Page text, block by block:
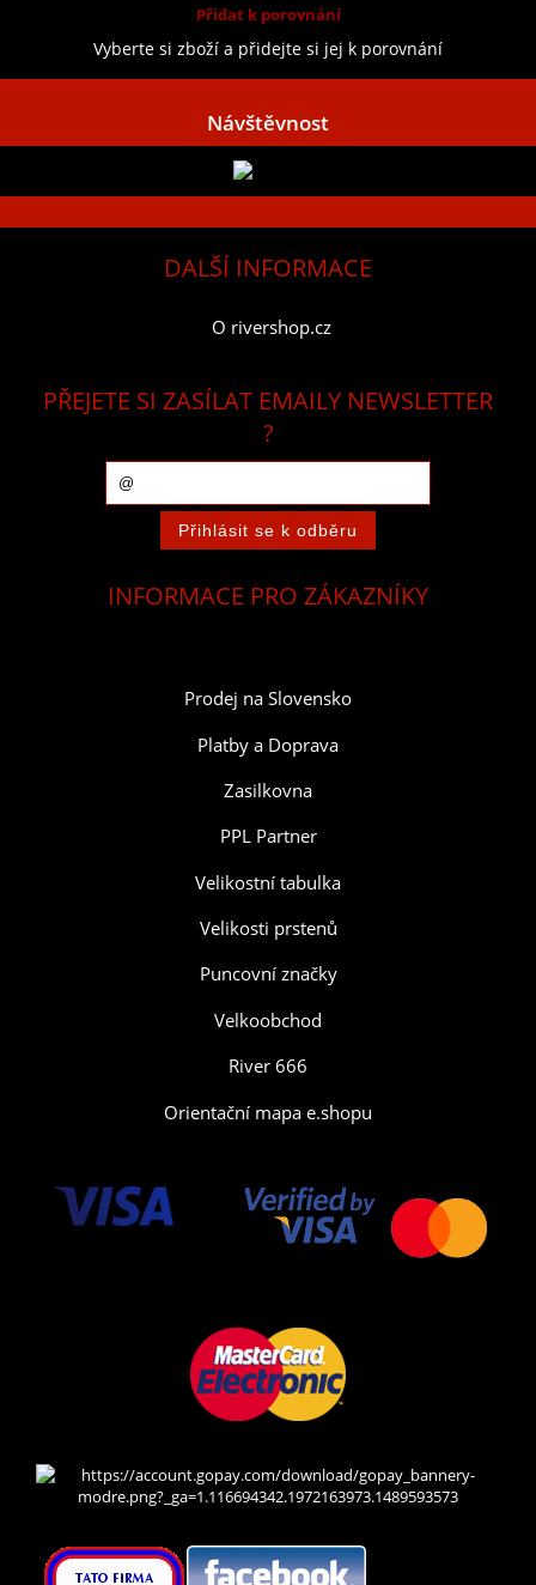
Přidat k porovnání
Vyberte si zboží a přidejte si jej k porovnání
Návštěvnost
DALŠÍ INFORMACE
O rivershop.cz
PŘEJETE SI ZASÍLAT EMAILY NEWSLETTER
?
INFORMACE PRO ZÁKAZNÍKY
Prodej na Slovensko
Platby a Doprava
Zasilkovna
PPL Partner
Velikostní tabulka
Velikosti prstenů
Puncovní značky
Velkoobchod
River 666
Orientační mapa e.shopu